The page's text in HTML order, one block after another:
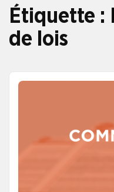
Étiquette :
de lois